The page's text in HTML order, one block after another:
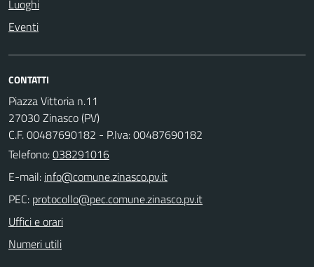
Luoghi
Eventi
CONTATTI
Piazza Vittoria n.11
27030 Zinasco (PV)
C.F. 00487690182 - P.Iva: 00487690182
Telefono:038291016
E-mail:
PEC:
Uffici e orari
Numeri utili